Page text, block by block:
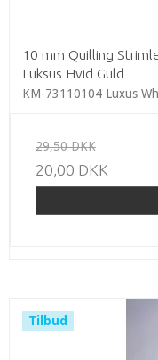
10 mm Quilling
Luksus Hvid Guld
KM-73110104 Luxus
29,50 DKK
20,00 DKK
Tilbud